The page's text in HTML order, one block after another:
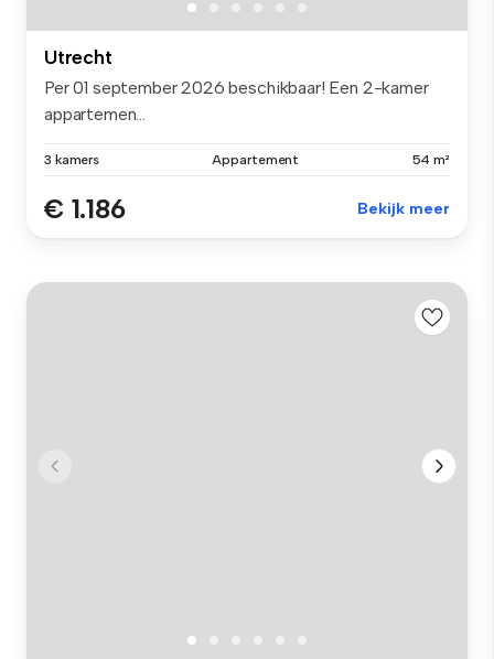
Utrecht
Per 01 september 2026 beschikbaar! Een 2-kamer
appartemen...
3 kamers Appartement 54 m²
€ 1.186 Bekijk meer